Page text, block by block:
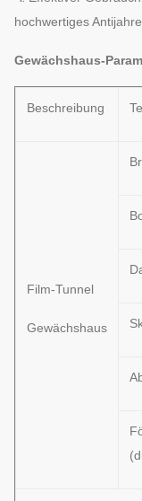
hochwertiges
Gewächshaus-
Beschreibung
Film-Tunnel
Gewächshaus